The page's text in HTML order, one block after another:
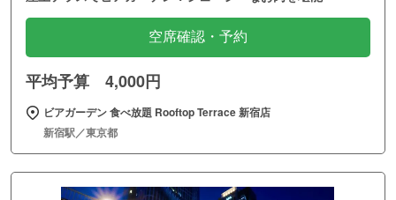
空席確認・予約
平均予算 4,000円
ビアガーデン 食べ放題 Rooftop Terrace 新宿店
新宿駅／東京都